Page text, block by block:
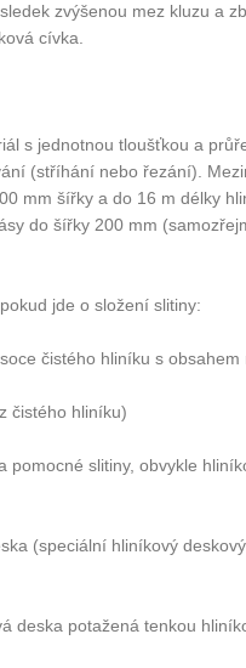
zvýšenou mez kluzu a
cívka.
s jednotnou tloušťkou a
(stříhání nebo řezání).
mm šířky a do 16 m délky
do šířky 200 mm
jde o složení slitiny:
čistého hliníku s obsahem
čistého hliníku)
pomocné slitiny, obvykle
(speciální hliníkový
deska potažená tenkou